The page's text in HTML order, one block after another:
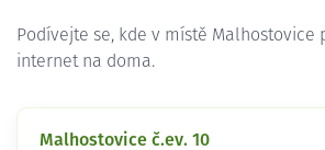
Podívejte se, kde v místě Malhostovice
internet na doma.
Malhostovice č.ev. 10